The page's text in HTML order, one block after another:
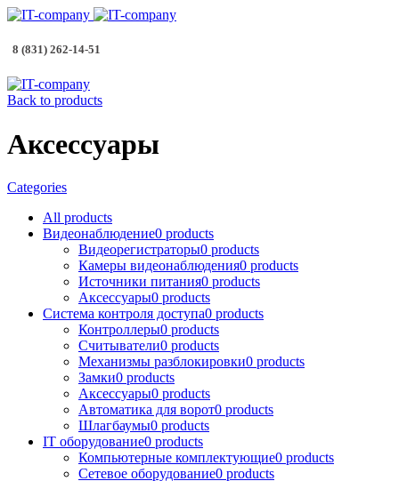
8 (831) 262-14-51
Back to products
Аксессуары
Categories
All products
Видеонаблюдение0 products
Видеорегистраторы0 products
Камеры видеонаблюдения0 products
Источники питания0 products
Аксессуары0 products
Система контроля доступа0 products
Контроллеры0 products
Считыватели0 products
Механизмы разблокировки0 products
Замки0 products
Аксессуары0 products
Автоматика для ворот0 products
Шлагбаумы0 products
IT оборудование0 products
Компьютерные комплектующие0 products
Сетевое оборудование0 products